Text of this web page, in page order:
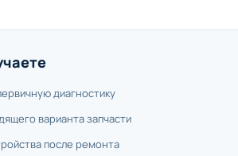
диагностику
варианта запчасти
после ремонта